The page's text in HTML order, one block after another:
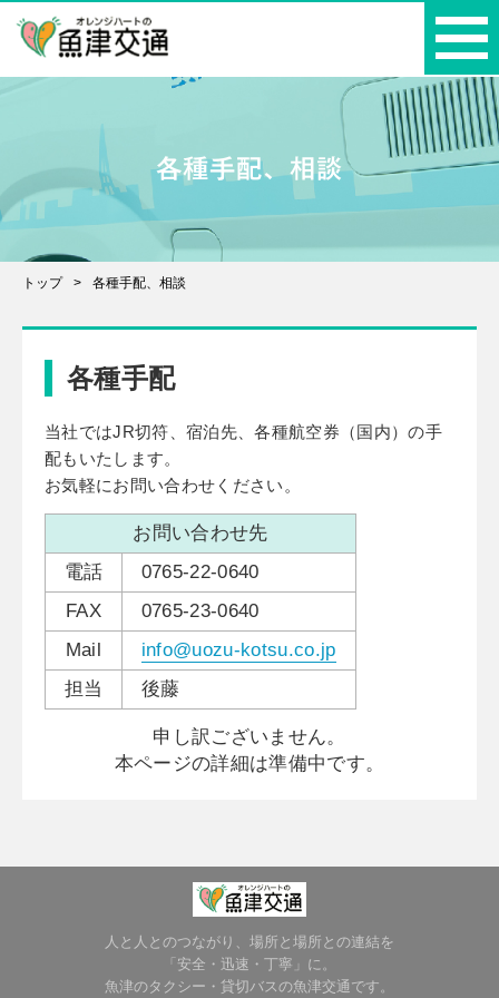
各種手配、相談
トップ 各種手配、相談
各種手配
当社ではJR切符、宿泊先、各種航空券（国内）の手
配もいたします。
お気軽にお問い合わせください。
お問い合わせ先
電話
0765-22-0640
FAX
0765-23-0640
Mail
info@uozu-kotsu.co.jp
担当
後藤
申し訳ございません。
本ページの詳細は準備中です。
人と人とのつながり、場所と場所との連結を
「安全・迅速・丁寧」に。
魚津のタクシー・貸切バスの魚津交通です。